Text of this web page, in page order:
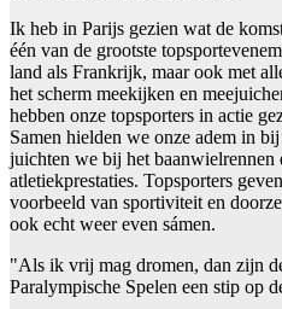
Ik heb in Parijs gezien wat de
één van de grootste
land als Frankrijk, maar ook met
het scherm meekijken en
hebben onze topsporters in actie
Samen hielden we onze adem in
juichten we bij het baanwielrennen
atletiekprestaties. Topsporters
voorbeeld van sportiviteit en
ook echt weer even sámen.
"Als ik vrij mag dromen, dan zijn
Paralympische Spelen een stip op